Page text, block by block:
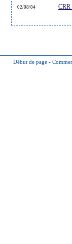
02/08/04 CRR
Début de page -